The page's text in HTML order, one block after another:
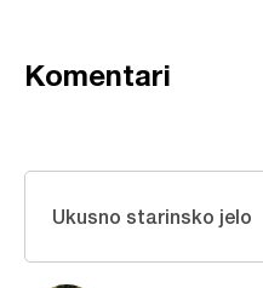
Komentari
Ukusno starinsko jelo